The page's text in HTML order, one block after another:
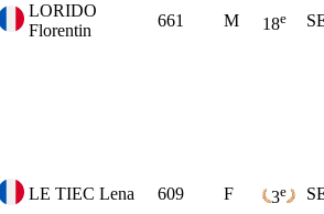
LORIDO
Florentin
661 M 18e
LE TIEC Lena 609 F 3e